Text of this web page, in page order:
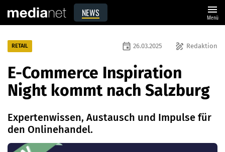
NEWS menu
Menü
RETAIL draw Redaktion
event 26.03.2025
E-Commerce Inspiration
Night kommt nach Salzburg
Expertenwissen, Austausch und Impulse für
den Onlinehandel.